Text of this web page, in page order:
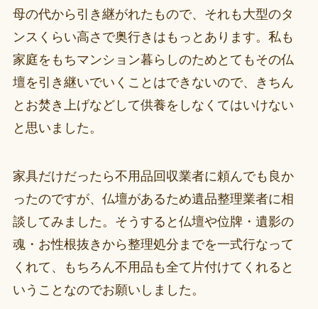
母の代から引き継がれたもので、それも大型のタ
ンスくらい高さで奥行きはもっとあります。私も
家庭をもちマンション暮らしのためとてもその仏
壇を引き継いでいくことはできないので、きちん
とお焚き上げなどして供養をしなくてはいけない
と思いました。
家具だけだったら不用品回収業者に頼んでも良か
ったのですが、仏壇があるため遺品整理業者に相
談してみました。そうすると仏壇や位牌・遺影の
魂・お性根抜きから整理処分までを一式行なって
くれて、もちろん不用品も全て片付けてくれると
いうことなのでお願いしました。